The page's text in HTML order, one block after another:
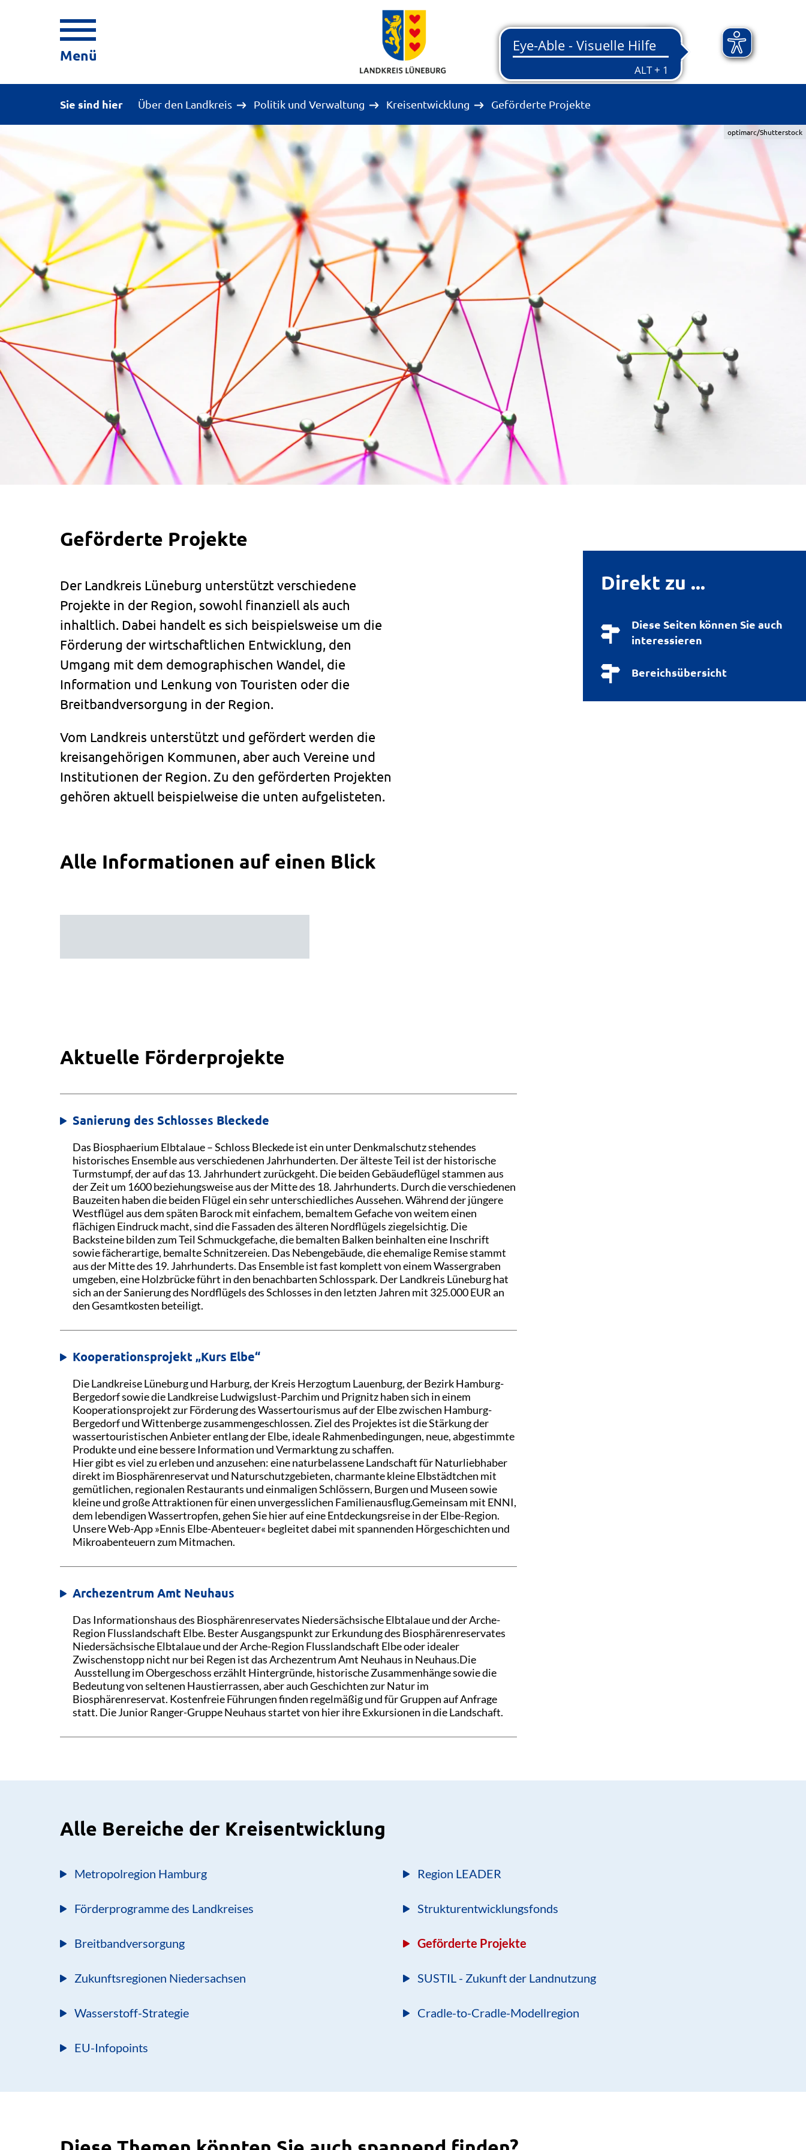
Menü
Sie sind hier Über den Landkreis Politik und Verwaltung Kreisentwicklung Geförderte Projekte
optimarc/Shutterstock
Direkt zu ...
Diese Seiten können Sie auch
interessieren
Bereichsübersicht
Geförderte Projekte
Der Landkreis Lüneburg unterstützt verschiedene
Projekte in der Region, sowohl finanziell als auch
inhaltlich. Dabei handelt es sich beispielsweise um die
Förderung der wirtschaftlichen Entwicklung, den
Umgang mit dem demographischen Wandel, die
Information und Lenkung von Touristen oder die
Breitbandversorgung in der Region.
Vom Landkreis unterstützt und gefördert werden die
kreisangehörigen Kommunen, aber auch Vereine und
Institutionen der Region. Zu den geförderten Projekten
gehören aktuell beispielweise die unten aufgelisteten.
Alle Informationen auf einen Blick
Aktuelle Förderprojekte
Sanierung des Schlosses Bleckede
Das Biosphaerium Elbtalaue – Schloss Bleckede ist ein unter Denkmalschutz stehendes
historisches Ensemble aus verschiedenen Jahrhunderten. Der älteste Teil ist der historische
Turmstumpf, der auf das 13. Jahrhundert zurückgeht. Die beiden Gebäudeflügel stammen aus
der Zeit um 1600 beziehungsweise aus der Mitte des 18. Jahrhunderts. Durch die verschiedenen
Bauzeiten haben die beiden Flügel ein sehr unterschiedliches Aussehen. Während der jüngere
Westflügel aus dem späten Barock mit einfachem, bemaltem Gefache von weitem einen
flächigen Eindruck macht, sind die Fassaden des älteren Nordflügels ziegelsichtig. Die
Backsteine bilden zum Teil Schmuckgefache, die bemalten Balken beinhalten eine Inschrift
sowie fächerartige, bemalte Schnitzereien. Das Nebengebäude, die ehemalige Remise stammt
aus der Mitte des 19. Jahrhunderts. Das Ensemble ist fast komplett von einem Wassergraben
umgeben, eine Holzbrücke führt in den benachbarten Schlosspark. Der Landkreis Lüneburg hat
sich an der Sanierung des Nordflügels des Schlosses in den letzten Jahren mit 325.000 EUR an
den Gesamtkosten beteiligt.
Kooperationsprojekt „Kurs Elbe“
Die Landkreise Lüneburg und Harburg, der Kreis Herzogtum Lauenburg, der Bezirk Hamburg-
Bergedorf sowie die Landkreise Ludwigslust-Parchim und Prignitz haben sich in einem
Kooperationsprojekt zur Förderung des Wassertourismus auf der Elbe zwischen Hamburg-
Bergedorf und Wittenberge zusammengeschlossen. Ziel des Projektes ist die Stärkung der
wassertouristischen Anbieter entlang der Elbe, ideale Rahmenbedingungen, neue, abgestimmte
Produkte und eine bessere Information und Vermarktung zu schaffen.
Hier gibt es viel zu erleben und anzusehen: eine naturbelassene Landschaft für Naturliebhaber
direkt im Biosphärenreservat und Naturschutzgebieten, charmante kleine Elbstädtchen mit
gemütlichen, regionalen Restaurants und einmaligen Schlössern, Burgen und Museen sowie
kleine und große Attraktionen für einen unvergesslichen Familienausflug.Gemeinsam mit ENNI,
dem lebendigen Wassertropfen, gehen Sie hier auf eine Entdeckungsreise in der Elbe-Region.
Unsere Web-App »Ennis Elbe-Abenteuer« begleitet dabei mit spannenden Hörgeschichten und
Mikroabenteuern zum Mitmachen.
Archezentrum Amt Neuhaus
Das Informationshaus des Biosphärenreservates Niedersächsische Elbtalaue und der Arche-
Region Flusslandschaft Elbe. Bester Ausgangspunkt zur Erkundung des Biosphärenreservates
Niedersächsische Elbtalaue und der Arche-Region Flusslandschaft Elbe oder idealer
Zwischenstopp nicht nur bei Regen ist das Archezentrum Amt Neuhaus in Neuhaus.Die
Ausstellung im Obergeschoss erzählt Hintergründe, historische Zusammenhänge sowie die
Bedeutung von seltenen Haustierrassen, aber auch Geschichten zur Natur im
Biosphärenreservat. Kostenfreie Führungen finden regelmäßig und für Gruppen auf Anfrage
statt. Die Junior Ranger-Gruppe Neuhaus startet von hier ihre Exkursionen in die Landschaft.
Alle Bereiche der Kreisentwicklung
Metropolregion Hamburg Region LEADER
Förderprogramme des Landkreises Strukturentwicklungsfonds
Breitbandversorgung Geförderte Projekte
Zukunftsregionen Niedersachsen SUSTIL - Zukunft der Landnutzung
Wasserstoff-Strategie Cradle-to-Cradle-Modellregion
EU-Infopoints